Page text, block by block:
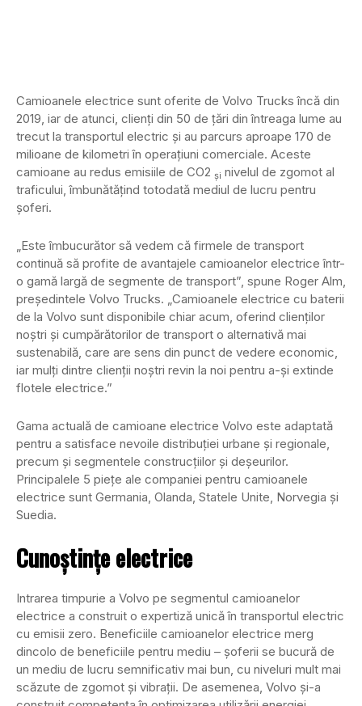
Camioanele electrice sunt oferite de Volvo Trucks încă din
2019, iar de atunci, clienți din 50 de țări din întreaga lume au
trecut la transportul electric și au parcurs aproape 170 de
milioane de kilometri în operațiuni comerciale. Aceste
camioane au redus emisiile de CO2 și nivelul de zgomot al
traficului, îmbunătățind totodată mediul de lucru pentru
șoferi.
„Este îmbucurător să vedem că firmele de transport
continuă să profite de avantajele camioanelor electrice într-
o gamă largă de segmente de transport”, spune Roger Alm,
președintele Volvo Trucks. „Camioanele electrice cu baterii
de la Volvo sunt disponibile chiar acum, oferind clienților
noștri și cumpărătorilor de transport o alternativă mai
sustenabilă, care are sens din punct de vedere economic,
iar mulți dintre clienții noștri revin la noi pentru a-și extinde
flotele electrice.”
Gama actuală de camioane electrice Volvo este adaptată
pentru a satisface nevoile distribuției urbane și regionale,
precum și segmentele construcțiilor și deșeurilor.
Principalele 5 piețe ale companiei pentru camioanele
electrice sunt Germania, Olanda, Statele Unite, Norvegia și
Suedia.
Cunoștințe electrice
Intrarea timpurie a Volvo pe segmentul camioanelor
electrice a construit o expertiză unică în transportul electric
cu emisii zero. Beneficiile camioanelor electrice merg
dincolo de beneficiile pentru mediu – șoferii se bucură de
un mediu de lucru semnificativ mai bun, cu niveluri mult mai
scăzute de zgomot și vibrații. De asemenea, Volvo și-a